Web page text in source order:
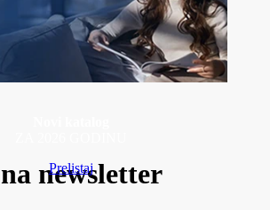
Prelistaj
newsletter